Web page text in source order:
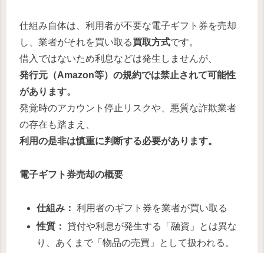
仕組み自体は、利用者が不要な電子ギフト券を売却
し、業者がそれを買い取る買取方式です。
借入ではないため利息などは発生しませんが、
発行元（Amazon等）の規約では禁止されて可能性
があります。
発覚時のアカウント停止リスクや、悪質な詐欺業者
の存在も踏まえ、
利用の是非は慎重に判断する必要があります。
電子ギフト券売却の概要
仕組み： 利用者のギフト券を業者が買い取る
性質： 貸付や利息が発生する「融資」とは異な
り、あくまで「物品の売買」として扱われる。